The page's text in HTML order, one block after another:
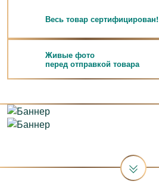
Весь товар сертифицирован!
Живые фото
перед отправкой товара